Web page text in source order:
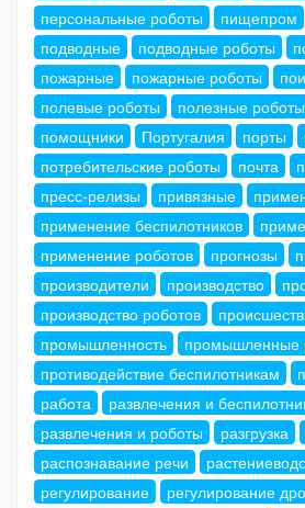
персональные роботы
пищепром
подводные
подводные роботы
пожарные
пожарные роботы
полевые роботы
полезные роботы
помощники
Португалия порты
потребительские роботы
почта
пресс-релизы
привязные
применение беспилотников
применение роботов
прогнозы
производители
производство
производство роботов
промышленность
промышленные
противодействие беспилотникам
работа
развлечения и
развлечения и роботы
разгрузка
распознавание речи
регулирование
регулирование